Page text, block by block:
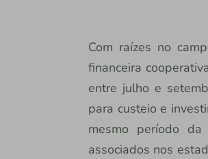
Com raízes no
financeira
entre julho e
para custeio e
mesmo período
associados nos